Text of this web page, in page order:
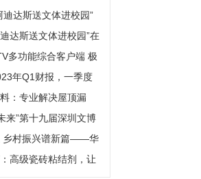
迪达斯送文体进校园”
达斯送文体进校园”在
多功能综合客户端 极
年Q1财报，一季度
：专业解决屋顶漏
来”第十九届深圳文博
乡村振兴谱新篇——华
高级瓷砖粘结剂，让